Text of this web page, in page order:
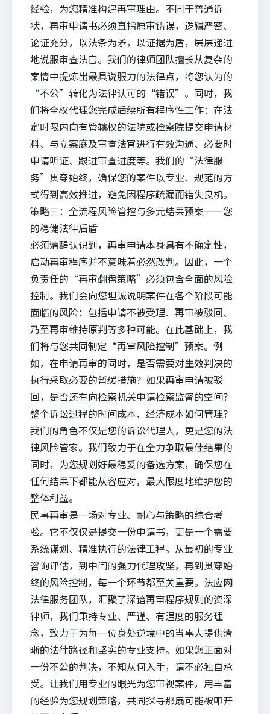
经验，为您精准构建再审理由。不同于普通诉
状，再审申请书必须直指原审错误，逻辑严密、
论证充分，以法条为矛，以证据为盾，层层递进
地说服审查法官。我们的律师团队擅长从复杂的
案情中提炼出最具说服力的法律点，将您认为的
“不公”转化为法律认可的“错误”。同时，我
们将全权代理您完成后续所有程序性工作：在法
定时限内向有管辖权的法院或检察院提交申请材
料、与立案庭及审查法官进行有效沟通、必要时
申请听证、跟进审查进度等。我们的“法律服
务”贯穿始终，确保您的案件以专业、规范的方
式得到高效推进，避免因程序疏漏而错失良机。
策略三：全流程风险管控与多元结果预案——您
的稳健法律后盾
必须清醒认识到，再审申请本身具有不确定性，
启动再审程序并不意味着必然改判。因此，一个
负责任的“再审翻盘策略”必须包含全面的风险
控制。我们会向您坦诚说明案件在各个阶段可能
面临的风险：包括申请不被受理、再审被驳回、
乃至再审维持原判等多种可能。在此基础上，我
们将与您共同制定“再审风险控制”预案。例
如，在申请再审的同时，是否需要对生效判决的
执行采取必要的暂缓措施？如果再审申请被驳
回，是否还有向检察机关申请检察监督的空间？
整个诉讼过程的时间成本、经济成本如何管理？
我们的角色不仅是您的诉讼代理人，更是您的法
律风险管家。我们致力于在全力争取最佳结果的
同时，为您规划好最稳妥的备选方案，确保您在
任何结果下都能从容应对，最大限度地维护您的
整体利益。
民事再审是一场对专业、耐心与策略的综合考
验。它不仅仅是提交一份申请书，更是一个需要
系统谋划、精准执行的法律工程。从最初的专业
咨询评估，到中间的强力代理攻坚，再到贯穿始
终的风险控制，每一个环节都至关重要。 法应网
法律服务团队，汇聚了深谙再审程序规则的资深
律师，我们秉持专业、严谨、有温度的服务理
念，致力于为每一位身处逆境中的当事人提供清
晰的法律路径和坚实的专业支持。如果您正面对
一份不公的判决，不知从何入手，请不必独自承
受。让我们用专业的眼光为您审视案件，用丰富
的经验为您规划策略，共同探寻那扇可能被叩开